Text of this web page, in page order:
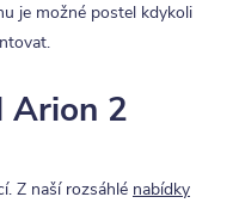
je možné postel kdykoli
Arion 2
Z naší rozsáhlé nabídky